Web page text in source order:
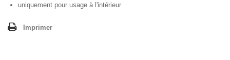
uniquement pour usage à l'intérieur
Imprimer